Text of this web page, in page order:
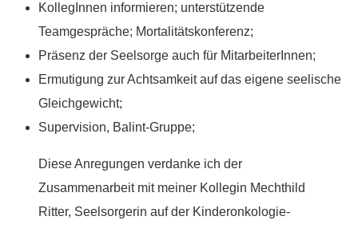
KollegInnen informieren; unterstützende
Teamgespräche; Mortalitätskonferenz;
Präsenz der Seelsorge auch für MitarbeiterInnen;
Ermutigung zur Achtsamkeit auf das eigene seelische
Gleichgewicht;
Supervision, Balint-Gruppe;
Diese Anregungen verdanke ich der
Zusammenarbeit mit meiner Kollegin Mechthild
Ritter, Seelsorgerin auf der Kinderonkologie-